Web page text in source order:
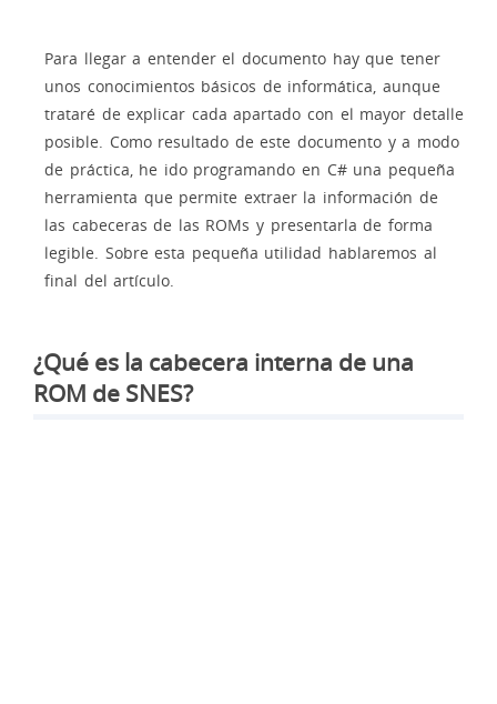
Para llegar a entender el documento hay que tener
unos conocimientos básicos de informática, aunque
trataré de explicar cada apartado con el mayor detalle
posible. Como resultado de este documento y a modo
de práctica, he ido programando en C# una pequeña
herramienta que permite extraer la información de
las cabeceras de las ROMs y presentarla de forma
legible. Sobre esta pequeña utilidad hablaremos al
final del artículo.
¿Qué es la cabecera interna de una
ROM de SNES?